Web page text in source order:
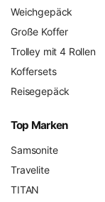
Weichgepäck
Große Koffer
Trolley mit 4 Rollen
Koffersets
Reisegepäck
Top Marken
Samsonite
Travelite
TITAN